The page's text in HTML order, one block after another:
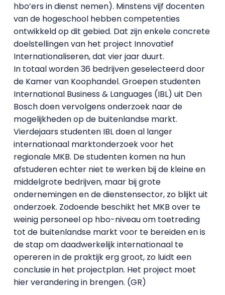
hbo’ers in dienst nemen). Minstens vijf docenten
van de hogeschool hebben competenties
ontwikkeld op dit gebied. Dat zijn enkele concrete
doelstellingen van het project Innovatief
Internationaliseren, dat vier jaar duurt.
In totaal worden 36 bedrijven geselecteerd door
de Kamer van Koophandel. Groepen studenten
International Business & Languages (IBL) uit Den
Bosch doen vervolgens onderzoek naar de
mogelijkheden op de buitenlandse markt.
Vierdejaars studenten IBL doen al langer
internationaal marktonderzoek voor het
regionale MKB. De studenten komen na hun
afstuderen echter niet te werken bij de kleine en
middelgrote bedrijven, maar bij grote
ondernemingen en de dienstensector, zo blijkt uit
onderzoek. Zodoende beschikt het MKB over te
weinig personeel op hbo-niveau om toetreding
tot de buitenlandse markt voor te bereiden en is
de stap om daadwerkelijk internationaal te
opereren in de praktijk erg groot, zo luidt een
conclusie in het projectplan. Het project moet
hier verandering in brengen. (GR)